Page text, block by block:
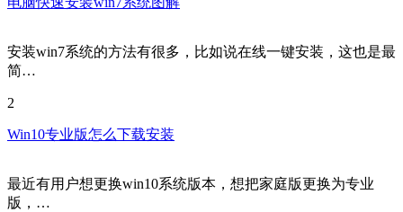
安装win7系统的方法有很多，比如说在线一键安装，这也是最
简…
2
Win10专业版怎么下载安装
最近有用户想更换win10系统版本，想把家庭版更换为专业
版，…